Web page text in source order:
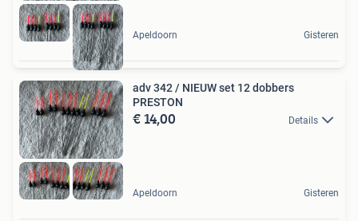
Apeldoorn Gisteren
adv 342 / NIEUW set 12 dobbers
PRESTON
€ 14,00 Details
Apeldoorn Gisteren